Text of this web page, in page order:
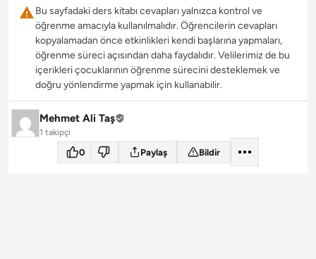
Bu sayfadaki ders kitabı cevapları yalnızca kontrol ve
öğrenme amacıyla kullanılmalıdır. Öğrencilerin cevapları
kopyalamadan önce etkinlikleri kendi başlarına yapmaları,
öğrenme süreci açısından daha faydalıdır. Velilerimiz de bu
içerikleri çocuklarının öğrenme sürecini desteklemek ve
doğru yönlendirme yapmak için kullanabilir.
Mehmet Ali Taş
1 takipçi
0 Paylaş Bildir